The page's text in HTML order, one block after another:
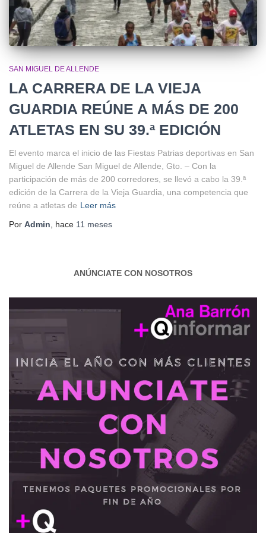
SAN MIGUEL DE ALLENDE
LA CARRERA DE LA VIEJA
GUARDIA REÚNE A MÁS DE 200
ATLETAS EN SU 39.ª EDICIÓN
El evento marca el inicio de las Fiestas Patrias deportivas en San
Miguel de Allende San Miguel de Allende, Gto. – Con la
participación de más de 200 corredores, se llevó a cabo la 39.ª
edición de la Carrera de la Vieja Guardia, una competencia que
reúne a atletas de Leer más
Por Admin , hace 11 meses
ANÚNCIATE CON NOSOTROS